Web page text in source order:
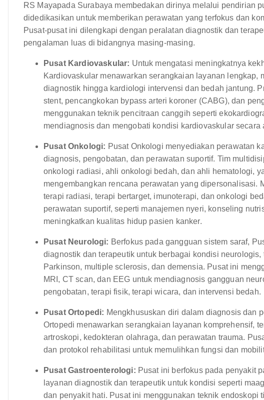
RS Mayapada Surabaya membedakan dirinya melalui pendirian
didedikasikan untuk memberikan perawatan yang terfokus dan
Pusat-pusat ini dilengkapi dengan peralatan diagnostik dan
pengalaman luas di bidangnya masing-masing.
Pusat Kardiovaskular: Untuk mengatasi meningkatnya
Kardiovaskular menawarkan serangkaian layanan lengkap,
diagnostik hingga kardiologi intervensi dan bedah jantung.
stent, pencangkokan bypass arteri koroner (CABG), dan
menggunakan teknik pencitraan canggih seperti
mendiagnosis dan mengobati kondisi kardiovaskular secara
Pusat Onkologi: Pusat Onkologi menyediakan perawatan
diagnosis, pengobatan, dan perawatan suportif. Tim
onkologi radiasi, ahli onkologi bedah, dan ahli hematologi,
mengembangkan rencana perawatan yang dipersonalisasi.
terapi radiasi, terapi bertarget, imunoterapi, dan onkologi
perawatan suportif, seperti manajemen nyeri, konseling
meningkatkan kualitas hidup pasien kanker.
Pusat Neurologi: Berfokus pada gangguan sistem saraf,
diagnostik dan terapeutik untuk berbagai kondisi
Parkinson, multiple sclerosis, dan demensia. Pusat ini
MRI, CT scan, dan EEG untuk mendiagnosis gangguan
pengobatan, terapi fisik, terapi wicara, dan intervensi bedah.
Pusat Ortopedi: Mengkhususkan diri dalam diagnosis dan
Ortopedi menawarkan serangkaian layanan komprehensif,
artroskopi, kedokteran olahraga, dan perawatan trauma.
dan protokol rehabilitasi untuk memulihkan fungsi dan
Pusat Gastroenterologi: Pusat ini berfokus pada penyakit
layanan diagnostik dan terapeutik untuk kondisi seperti
dan penyakit hati. Pusat ini menggunakan teknik endoskopi